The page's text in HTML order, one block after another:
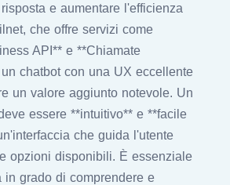
e aumentare l'efficienza
che offre servizi come
API** e **Chiamate
chatbot con una UX eccellente
un valore aggiunto notevole. Un
essere **intuitivo** e **facile
che guida l'utente
opzioni disponibili. È essenziale
in grado di comprendere e